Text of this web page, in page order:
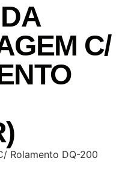
C/
Rolamento DQ-200